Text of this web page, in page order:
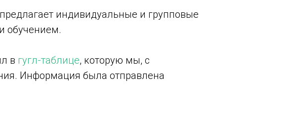
индивидуальные и групповые
обучением.
в гугл-таблице, которую мы, с
Информация была отправлена